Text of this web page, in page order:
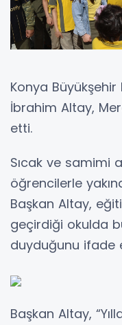
Konya Büyükşehir
İbrahim Altay,
etti.
Sıcak ve samimi
öğrencilerle
Başkan Altay,
geçirdiği okulda
duyduğunu ifade
Başkan Altay,